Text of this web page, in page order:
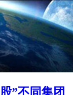
”不同集团